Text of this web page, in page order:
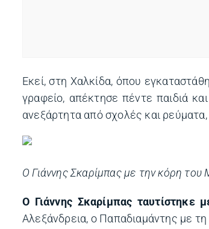
Εκεί, στη Χαλκίδα, όπου
γραφείο, απέκτησε πέντε παιδιά
ανεξάρτητα από σχολές και
Ο Γιάννης Σκαρίμπας με την κόρη
Ο Γιάννης Σκαρίμπας ταυτίστηκε
Αλεξάνδρεια, ο Παπαδιαμάντης με τη